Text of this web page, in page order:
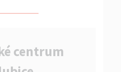
centrum